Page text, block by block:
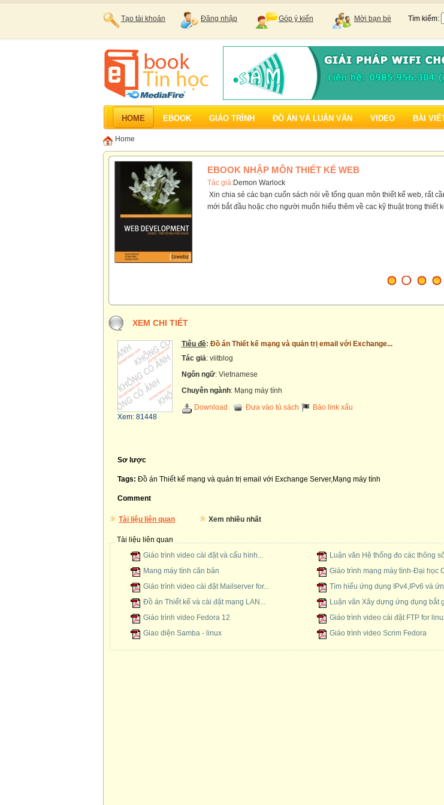
Tạo tài khoản Đăng nhập Góp ý kiến Mời bạn bè Tìm kiếm:
HOME EBOOK GIÁO TRÌNH ĐỒ ÁN VÀ LUẬN VĂN VIDEO BÀI
Home
EBOOK NHẬP MÔN THIẾT KẾ WEB
Tác giả:Demon Warlock
Xin chia sẻ các bạn cuốn sách nói về tổng quan môn thiết kế web, rất
mới bắt đầu hoặc cho người muốn hiểu thêm về cac kỹ thuật trong thiết
XEM CHI TIẾT
Xem: 81448
Tiêu đề: Đồ án Thiết kế mạng và quản trị email với Exchange...
Tác giả: viitblog
Ngôn ngữ: Vietnamese
Chuyên ngành: Mạng máy tính
Download
Đưa vào tủ sách Báo link xấu
Sơ lược
Tags: Đồ án Thiết kế mạng và quản trị email với Exchange Server,Mạng máy tính
Comment
Tài liệu liên quan Xem nhiều nhất
Tài liệu liên quan
Giáo trình video cài đặt và cấu hình...
Luận văn Hệ thống đo các thông
Mang máy tính căn bản
Giáo trình mạng máy tình-Đại học
Giáo trình video cài đặt Mailserver for...
Tìm hiểu ứng dụng IPv4,IPv6 và
Đồ án Thiết kế và cài đặt mạng LAN...
Luận văn Xây dựng ứng dụng bắt
Giáo trình video Fedora 12
Giáo trình video cài đặt FTP for
Giao diện Samba - linux
Giáo trình video Scrim Fedora